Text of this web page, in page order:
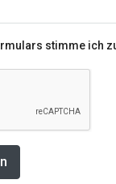
stimme ich